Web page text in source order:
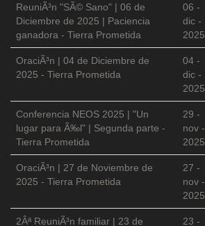
ReuniÃ³n "SÃ© Sano" | 06 de
Diciembre de 2025 | Paciencia
ganadora - Tierra Prometida
06 -
dic -
2025
OraciÃ³n | 04 de Diciembre de
2025 - Tierra Prometida
04 -
dic -
2025
Conferencia NEOS 2025 | "Un
lugar para Ã‰l" | Segunda parte -
Tierra Prometida
29 -
nov -
2025
OraciÃ³n | 27 de Noviembre de
2025 - Tierra Prometida
27 -
nov -
2025
2Âª ReuniÃ³n familiar | 23 de
23 -